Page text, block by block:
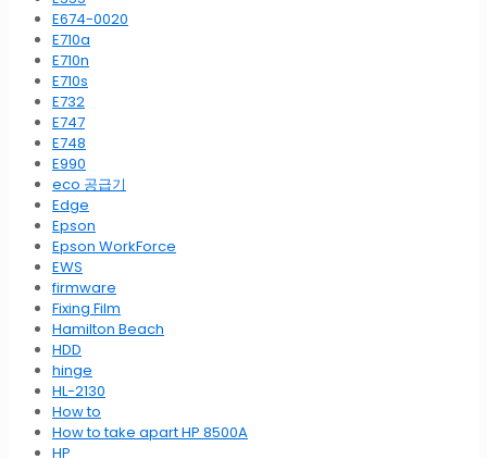
E674-0020
E710a
E710n
E710s
E732
E747
E748
E990
eco 공급기
Edge
Epson
Epson WorkForce
EWS
firmware
Fixing Film
Hamilton Beach
HDD
hinge
HL-2130
How to
How to take apart HP 8500A
HP